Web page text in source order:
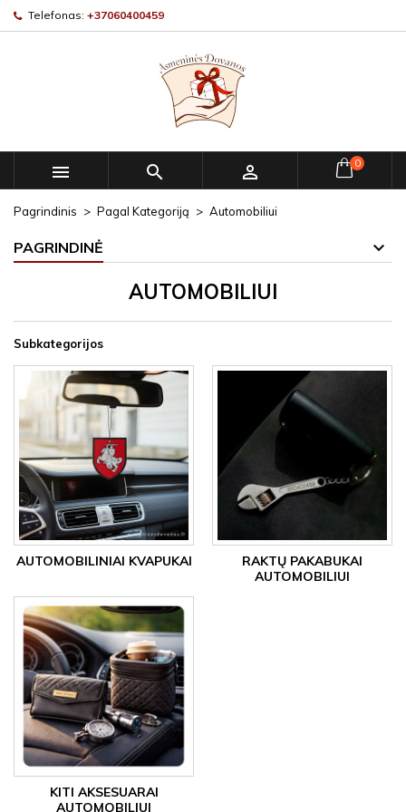
Telefonas: +37060400459
   0
Pagrindinis Pagal Kategoriją Automobiliui
PAGRINDINĖ
AUTOMOBILIUI
Subkategorijos
AUTOMOBILINIAI KVAPUKAI
RAKTŲ PAKABUKAI
AUTOMOBILIUI
KITI AKSESUARAI
AUTOMOBILIUI